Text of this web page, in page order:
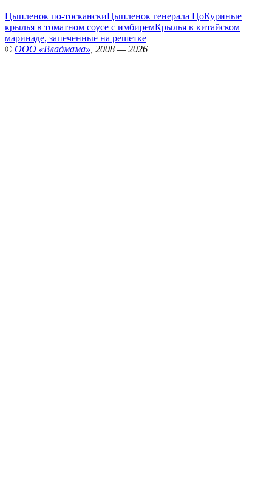
Цыпленок по-тосканскиЦыпленок генерала ЦоКуриные
крылья в томатном соусе с имбиремКрылья в китайском
маринаде, запеченные на решетке
© ООО «Владмама» , 2008 — 2026